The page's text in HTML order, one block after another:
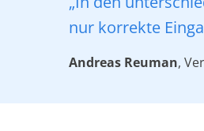
nur korrekte
Andreas Reuman,